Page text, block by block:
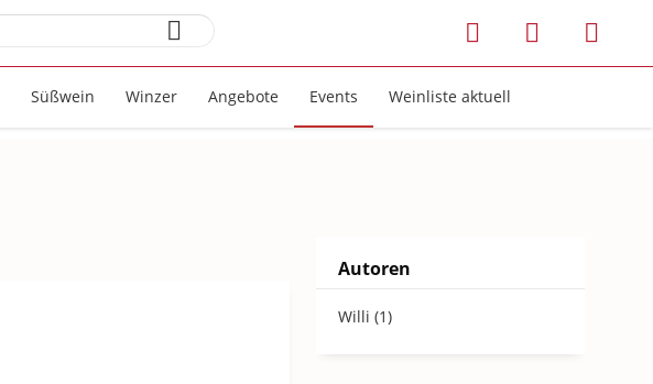
Süßwein Winzer Angebote Events Weinliste aktuell
Autoren
Willi (1)